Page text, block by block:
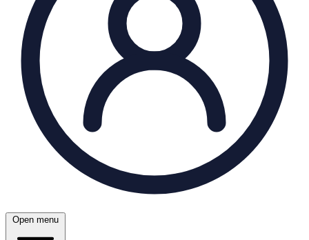
Open menu